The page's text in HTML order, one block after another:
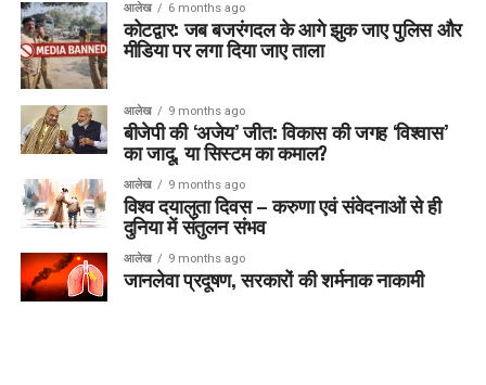
आलेख 6 months ago
कोटद्वार: जब बजरंगदल के आगे झुक जाए पुलिस और
मीडिया पर लगा दिया जाए ताला
आलेख 9 months ago
बीजेपी की ‘अजेय’ जीत: विकास की जगह ‘विश्वास’
का जादू, या सिस्टम का कमाल?
आलेख 9 months ago
विश्व दयालुता दिवस – करुणा एवं संवेदनाओं से ही
दुनिया में संतुलन संभव
आलेख 9 months ago
जानलेवा प्रदूषण, सरकारों की शर्मनाक नाकामी